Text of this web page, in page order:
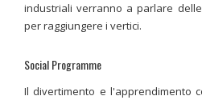
industriali verranno a parlare
per raggiungere i vertici.
Social Programme
Il divertimento e l'apprendimento